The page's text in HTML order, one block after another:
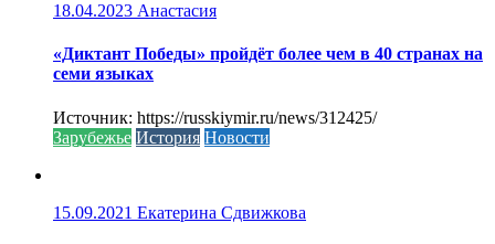
18.04.2023 Анастасия
«Диктант Победы» пройдёт более чем в 40 странах на
семи языках
Источник: https://russkiymir.ru/news/312425/
Зарубежье История Новости
15.09.2021 Екатерина Сдвижкова